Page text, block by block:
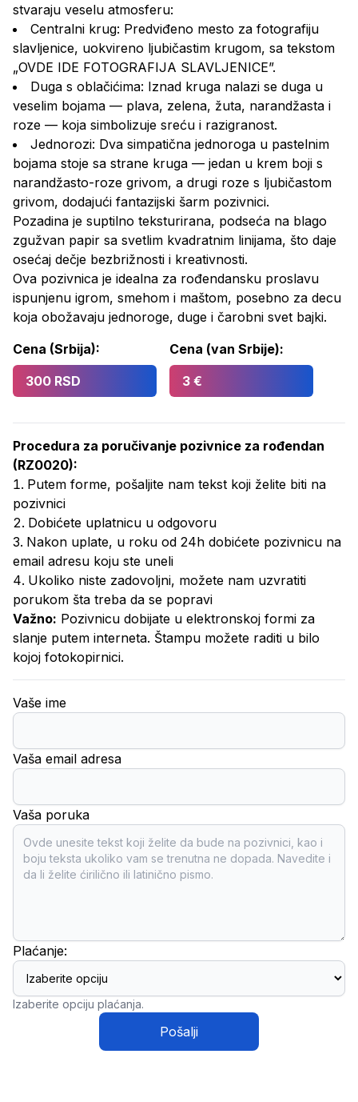
stvaraju veselu atmosferu:
Centralni krug: Predviđeno mesto za fotografiju
slavljenice, uokvireno ljubičastim krugom, sa tekstom
„OVDE IDE FOTOGRAFIJA SLAVLJENICE”.
Duga s oblačićima: Iznad kruga nalazi se duga u
veselim bojama — plava, zelena, žuta, narandžasta i
roze — koja simbolizuje sreću i razigranost.
Jednorozi: Dva simpatična jednoroga u pastelnim
bojama stoje sa strane kruga — jedan u krem boji s
narandžasto-roze grivom, a drugi roze s ljubičastom
grivom, dodajući fantazijski šarm pozivnici.
Pozadina je suptilno teksturirana, podseća na blago
zgužvan papir sa svetlim kvadratnim linijama, što daje
osećaj dečje bezbrižnosti i kreativnosti.
Ova pozivnica je idealna za rođendansku proslavu
ispunjenu igrom, smehom i maštom, posebno za decu
koja obožavaju jednoroge, duge i čarobni svet bajki.
Cena (Srbija):
300 RSD
Cena (van Srbije):
3 €
Procedura za poručivanje pozivnice za rođendan
(RZ0020):
Putem forme, pošaljite nam tekst koji želite biti na
pozivnici
Dobićete uplatnicu u odgovoru
Nakon uplate, u roku od 24h dobićete pozivnicu na
email adresu koju ste uneli
Ukoliko niste zadovoljni, možete nam uzvratiti
porukom šta treba da se popravi
Važno: Pozivnicu dobijate u elektronskoj formi za
slanje putem interneta. Štampu možete raditi u bilo
kojoj fotokopirnici.
Vaše ime
Vaša email adresa
Vaša poruka
Plaćanje:
Izaberite opciju plaćanja.
Pošalji